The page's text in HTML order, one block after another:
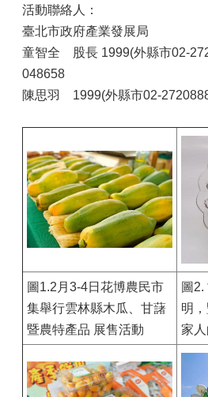
活動聯絡人：
臺北市政府產業發展局
童智全 股長 1999(外縣市02-
048658
陳思羽 1999(外縣市02-
圖1.2月3-4日花博農民市
集舉行雲林縣木瓜、甘藷
暨農特產品 展售活動
圖
明
家